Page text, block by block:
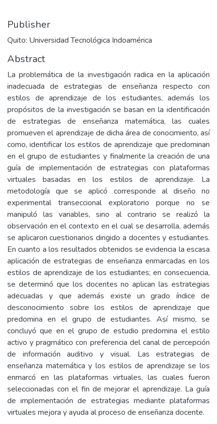
Publisher
Quito: Universidad Tecnológica Indoamérica
Abstract
La problemática de la investigación radica en la aplicación
inadecuada de estrategias de enseñanza respecto con
estilos de aprendizaje de los estudiantes, además los
propósitos de la investigación se basan en la identificación
de estrategias de enseñanza matemática, las cuales
promueven el aprendizaje de dicha área de conocimiento, así
como, identificar los estilos de aprendizaje que predominan
en el grupo de estudiantes y finalmente la creación de una
guía de implementación de estrategias con plataformas
virtuales basadas en los estilos de aprendizaje. La
metodología que se aplicó corresponde al diseño no
experimental transeccional exploratorio porque no se
manipuló las variables, sino al contrario se realizó la
observación en el contexto en el cual se desarrolla, además
se aplicaron cuestionarios dirigido a docentes y estudiantes.
En cuanto a los resultados obtenidos se evidencia la escasa
aplicación de estrategias de enseñanza enmarcadas en los
estilos de aprendizaje de los estudiantes; en consecuencia,
se determinó que los docentes no aplican las estrategias
adecuadas y que además existe un grado índice de
desconocimiento sobre los estilos de aprendizaje que
predomina en el grupo de estudiantes. Así mismo, se
concluyó que en el grupo de estudio predomina el estilo
activo y pragmático con preferencia del canal de percepción
de información auditivo y visual. Las estrategias de
enseñanza matemática y los estilos de aprendizaje se los
enmarcó en las plataformas virtuales, las cuales fueron
seleccionadas con el fin de mejorar el aprendizaje. La guía
de implementación de estrategias mediante plataformas
virtuales mejora y ayuda al proceso de enseñanza docente.